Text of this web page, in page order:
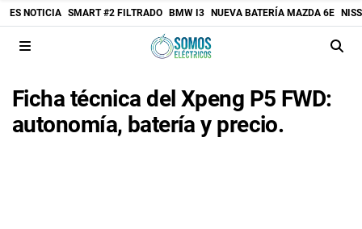
ES NOTICIA SMART #2 FILTRADO BMW I3 NUEVA BATERÍA MAZDA 6E
Ficha técnica del Xpeng P5 FWD:
autonomía, batería y precio.